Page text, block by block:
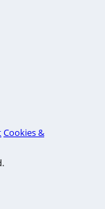
Cookies &